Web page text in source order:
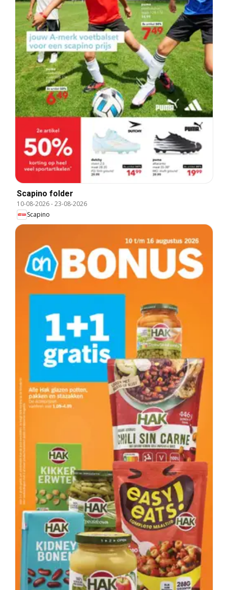
Scapino folder
10-08-2026-23-08-2026
Scapino